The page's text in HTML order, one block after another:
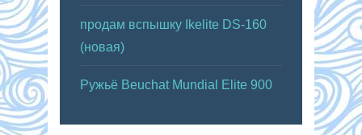
продам вспышку Ikelite DS-160
(новая)
Ружьё Beuchat Mundial Elite 900